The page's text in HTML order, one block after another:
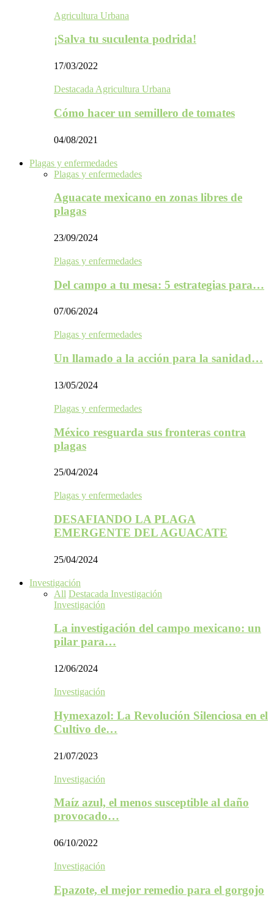
Agricultura Urbana
¡Salva tu suculenta podrida!
17/03/2022
Destacada Agricultura Urbana
Cómo hacer un semillero de tomates
04/08/2021
Plagas y enfermedades
Plagas y enfermedades
Aguacate mexicano en zonas libres de
plagas
23/09/2024
Plagas y enfermedades
Del campo a tu mesa: 5 estrategias para…
07/06/2024
Plagas y enfermedades
Un llamado a la acción para la sanidad…
13/05/2024
Plagas y enfermedades
México resguarda sus fronteras contra
plagas
25/04/2024
Plagas y enfermedades
DESAFIANDO LA PLAGA
EMERGENTE DEL AGUACATE
25/04/2024
Investigación
All Destacada Investigación
Investigación
La investigación del campo mexicano: un
pilar para…
12/06/2024
Investigación
Hymexazol: La Revolución Silenciosa en el
Cultivo de…
21/07/2023
Investigación
Maíz azul, el menos susceptible al daño
provocado…
06/10/2022
Investigación
Epazote, el mejor remedio para el gorgojo